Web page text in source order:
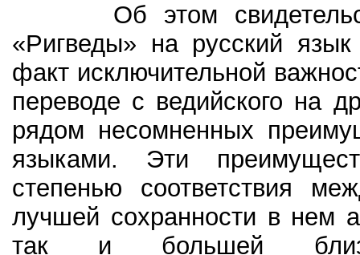
Об этом
«Ригведы» на русский
факт исключительной
переводе с ведийского на
рядом несомненных
языками. Эти
степенью соответствия
лучшей сохранности в нем
так и большей